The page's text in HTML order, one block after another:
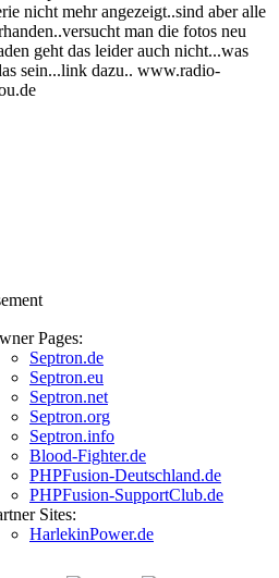
nicht mehr angezeigt..sind aber alle
man die fotos neu
geht das leider auch nicht...was
sein...link dazu.. www.radio-
Pages:
Septron.de
Septron.eu
Septron.net
Septron.org
Septron.info
Blood-Fighter.de
PHPFusion-Deutschland.de
PHPFusion-SupportClub.de
Sites:
HarlekinPower.de